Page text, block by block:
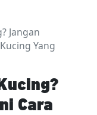
Jangan
Yang
Cara